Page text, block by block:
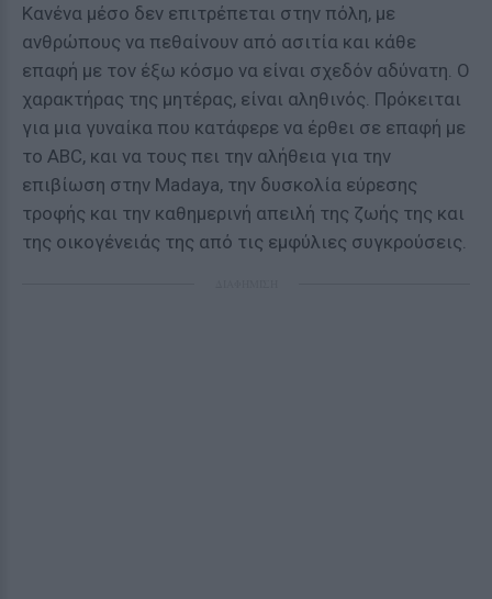
Κανένα μέσο δεν επιτρέπεται στην πόλη, με
ανθρώπους να πεθαίνουν από ασιτία και κάθε
επαφή με τον έξω κόσμο να είναι σχεδόν αδύνατη. Ο
χαρακτήρας της μητέρας, είναι αληθινός. Πρόκειται
για μια γυναίκα που κατάφερε να έρθει σε επαφή με
το ABC, και να τους πει την αλήθεια για την
επιβίωση στην Madaya, την δυσκολία εύρεσης
τροφής και την καθημερινή απειλή της ζωής της και
της οικογένειάς της από τις εμφύλιες συγκρούσεις.